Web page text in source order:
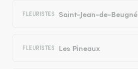
FLEURISTES Saint-Jean-de-Beugné
FLEURISTES Les Pineaux